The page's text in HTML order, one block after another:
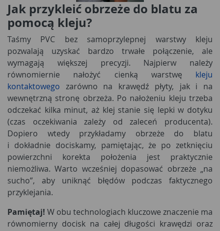
Jak przykleić obrzeże do blatu za
pomocą kleju?
Taśmy PVC bez samoprzylepnej warstwy kleju
pozwalają uzyskać bardzo trwałe połączenie, ale
wymagają większej precyzji. Najpierw należy
równomiernie nałożyć cienką warstwę kleju
kontaktowego zarówno na krawędź płyty, jak i na
wewnętrzną stronę obrzeża. Po nałożeniu kleju trzeba
odczekać kilka minut, aż klej stanie się lepki w dotyku
(czas oczekiwania zależy od zaleceń producenta).
Dopiero wtedy przykładamy obrzeże do blatu
i dokładnie dociskamy, pamiętając, że po zetknięciu
powierzchni korekta położenia jest praktycznie
niemożliwa. Warto wcześniej dopasować obrzeże „na
sucho”, aby uniknąć błędów podczas faktycznego
przyklejania.
Pamiętaj! W obu technologiach kluczowe znaczenie ma
równomierny docisk na całej długości krawędzi oraz